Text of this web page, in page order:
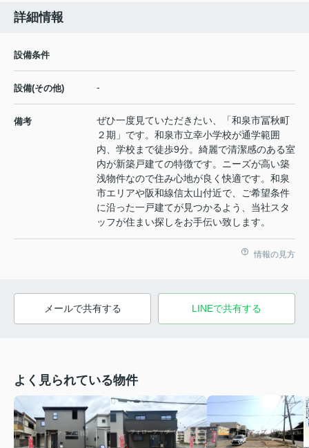
詳細情報
設備条件
設備(その他) -
備考
ぜひ一度見ていただきたい、「和泉市冨秋町
２期」です。和泉市立幸小学校が通学範囲
内、学校まで徒歩9分。綺麗で清潔感のある室
内が新築戸建ての特徴です。ニーズが高い築
浅物件なので住み心地が良く快適です。和泉
市エリアや阪和線信太山付近で、ご希望条件
に沿った一戸建てが見つかるよう、当社スタ
ッフが住まい探しをお手伝い致します。
情報の見方
メールで共有する LINEで共有する
よく見られている物件